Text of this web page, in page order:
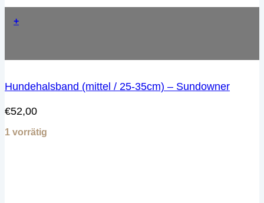
+
Hundehalsband (mittel / 25-35cm) – Sundowner
€52,00
1 vorrätig